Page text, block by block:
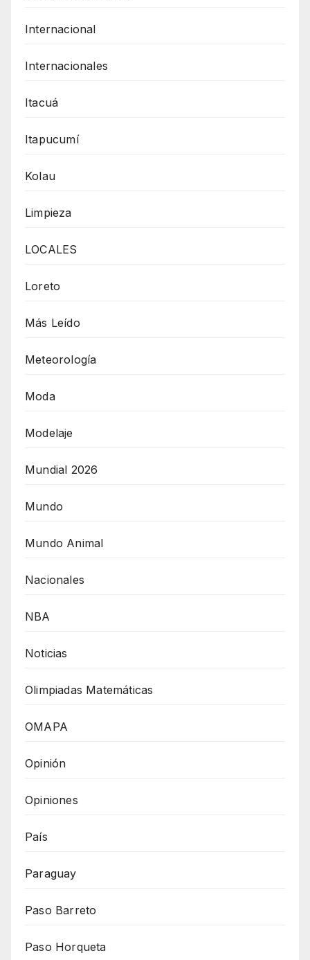
Internacional
Internacionales
Itacuá
Itapucumí
Kolau
Limpieza
LOCALES
Loreto
Más Leído
Meteorología
Moda
Modelaje
Mundial 2026
Mundo
Mundo Animal
Nacionales
NBA
Noticias
Olimpiadas Matemáticas
OMAPA
Opinión
Opiniones
País
Paraguay
Paso Barreto
Paso Horqueta